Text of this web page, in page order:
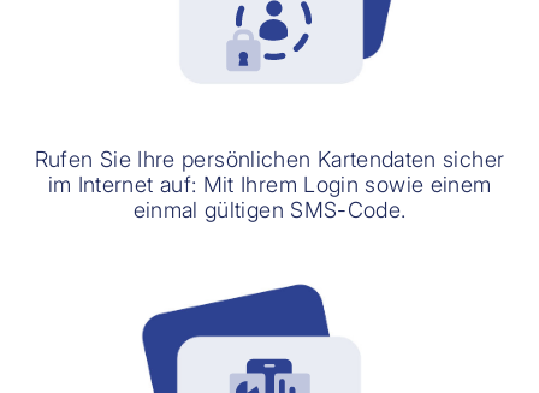
Rufen Sie Ihre persönlichen Kartendaten sicher
im Internet auf: Mit Ihrem Login sowie einem
einmal gültigen SMS-Code.